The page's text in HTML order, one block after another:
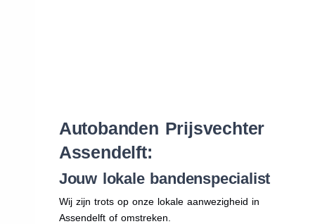
Autobanden Prijsvechter
Assendelft:
Jouw lokale bandenspecialist
Wij zijn trots op onze lokale aanwezigheid in
Assendelft of omstreken.